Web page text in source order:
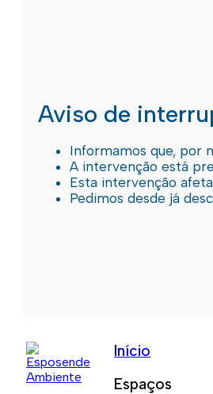
Aviso de
Informamos que, por
A intervenção está
Esta intervenção
Pedimos desde já
Início
Espaços